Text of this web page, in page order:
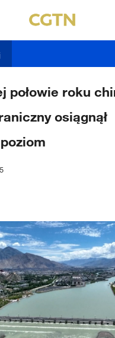
połowie roku
osiągnął